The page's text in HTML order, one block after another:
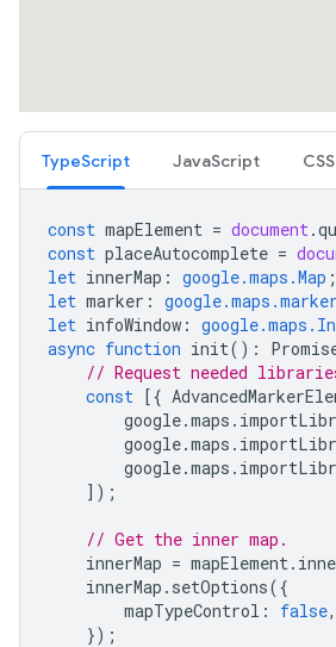
TypeScript JavaScript CSS
const mapElement = document.
const placeAutocomplete =
let innerMap : google.maps.Map ;
let marker :
let infoWindow :
async function init() :
// Request needed
const [{
google.maps .
google.maps .
google.maps .
]);
// Get the inner map.
innerMap = mapElement.
innerMap . setOptions({
mapTypeControl : false,
});